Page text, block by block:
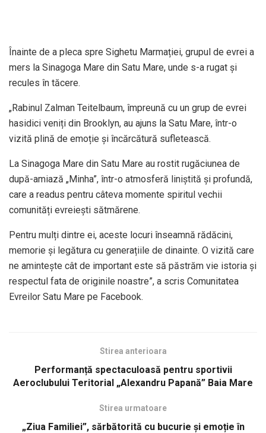
Înainte de a pleca spre Sighetu Marmației, grupul de evrei a
mers la Sinagoga Mare din Satu Mare, unde s-a rugat și
recules în tăcere.
„Rabinul Zalman Teitelbaum, împreună cu un grup de evrei
hasidici veniți din Brooklyn, au ajuns la Satu Mare, într-o
vizită plină de emoție și încărcătură sufletească.
La Sinagoga Mare din Satu Mare au rostit rugăciunea de
după-amiază „Minha”, într-o atmosferă liniștită și profundă,
care a readus pentru câteva momente spiritul vechii
comunități evreiești sătmărene.
Pentru mulți dintre ei, aceste locuri înseamnă rădăcini,
memorie și legătura cu generațiile de dinainte. O vizită care
ne amintește cât de important este să păstrăm vie istoria și
respectul fata de originile noastre”, a scris Comunitatea
Evreilor Satu Mare pe Facebook.
Stirea anterioara
Performanță spectaculoasă pentru sportivii
Aeroclubului Teritorial „Alexandru Papană” Baia Mare
Stirea urmatoare
„Ziua Familiei”, sărbătorită cu bucurie și emoție în